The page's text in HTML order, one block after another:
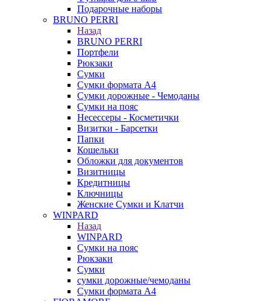
Подарочные наборы
BRUNO PERRI
Назад
BRUNO PERRI
Портфели
Рюкзаки
Сумки
Сумки формата А4
Сумки дорожные - Чемоданы
Сумки на пояс
Несессеры - Косметички
Визитки - Барсетки
Папки
Кошельки
Обложки для документов
Визитницы
Кредитницы
Ключницы
Женские Сумки и Клатчи
WINPARD
Назад
WINPARD
Сумки на пояс
Рюкзаки
Сумки
сумки дорожные/чемоданы
Сумки формата А4